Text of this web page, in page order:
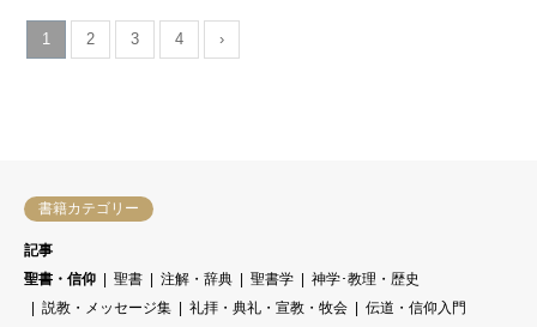
1 2 3 4 ›
書籍カテゴリー
記事
聖書・信仰
聖書 注解・辞典 聖書学
神学･教理・歴史
説教・メッセージ集
礼拝・典礼・宣教・牧会
伝道・信仰入門